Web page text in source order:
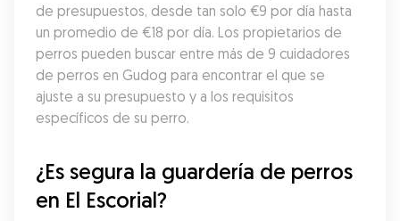
de presupuestos, desde tan solo €9 por día hasta
un promedio de €18 por día. Los propietarios de
perros pueden buscar entre más de 9 cuidadores
de perros en Gudog para encontrar el que se
ajuste a su presupuesto y a los requisitos
específicos de su perro.
¿Es segura la guardería de perros
en El Escorial?